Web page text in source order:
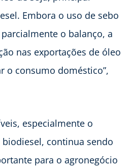
Embora o uso de sebo
o balanço, a
nas exportações de óleo
o consumo doméstico”,
especialmente o
continua sendo
para o agronegócio